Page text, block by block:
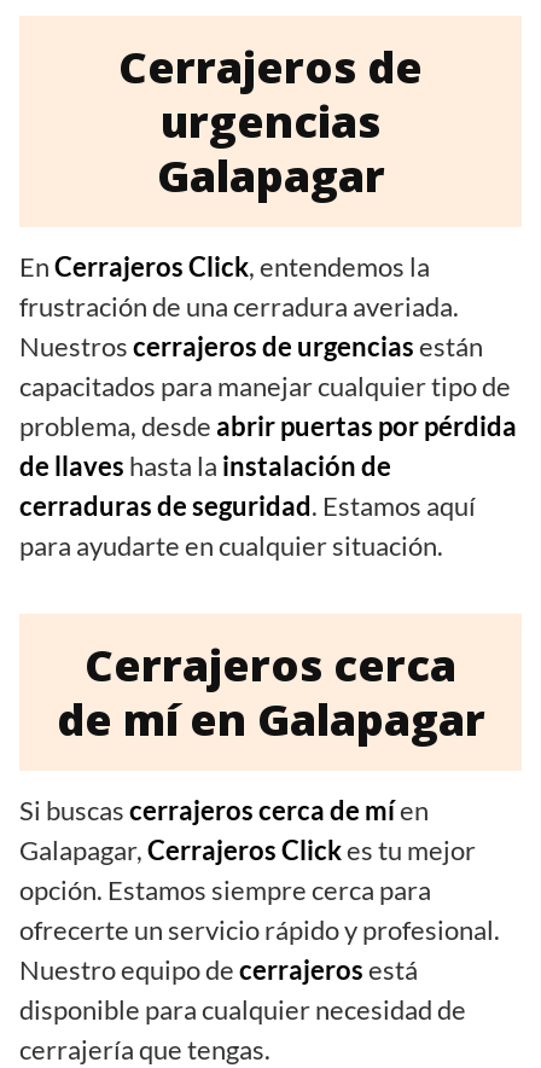
Cerrajeros de
urgencias
Galapagar
EnCerrajeros Click, entendemos la
frustración de una cerradura averiada.
Nuestroscerrajeros de urgenciasestán
capacitados para manejar cualquier tipo de
problema, desde abrir puertas por pérdida
de llaves hasta la instalación de
cerraduras de seguridad. Estamos aquí
para ayudarte en cualquier situación.
Cerrajeros cerca
de mí en Galapagar
Si buscascerrajeros cerca de míen
Galapagar,Cerrajeros Clickes tu mejor
opción. Estamos siempre cerca para
ofrecerte un servicio rápido y profesional.
Nuestro equipo decerrajerosestá
disponible para cualquier necesidad de
cerrajería que tengas.